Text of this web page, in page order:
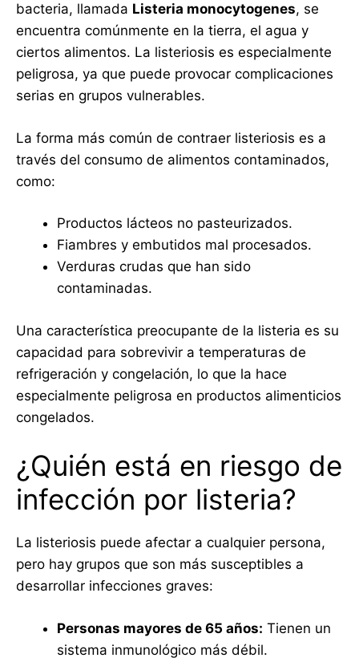
bacteria, llamada Listeria monocytogenes, se
encuentra comúnmente en la tierra, el agua y
ciertos alimentos. La listeriosis es especialmente
peligrosa, ya que puede provocar complicaciones
serias en grupos vulnerables.
La forma más común de contraer listeriosis es a
través del consumo de alimentos contaminados,
como:
Productos lácteos no pasteurizados.
Fiambres y embutidos mal procesados.
Verduras crudas que han sido
contaminadas.
Una característica preocupante de la listeria es su
capacidad para sobrevivir a temperaturas de
refrigeración y congelación, lo que la hace
especialmente peligrosa en productos alimenticios
congelados.
¿Quién está en riesgo de
infección por listeria?
La listeriosis puede afectar a cualquier persona,
pero hay grupos que son más susceptibles a
desarrollar infecciones graves:
Personas mayores de 65 años: Tienen un
sistema inmunológico más débil.